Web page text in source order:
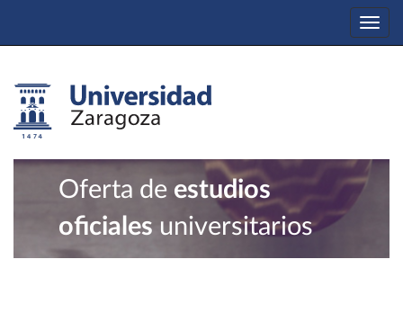
Oferta de estudios
oficiales universitarios